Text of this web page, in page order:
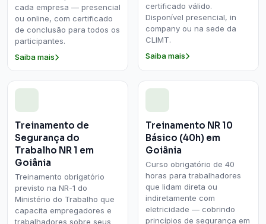
cada empresa — presencial
ou online, com certificado
de conclusão para todos os
participantes.
Saiba mais
certificado válido.
Disponível presencial, in
company ou na sede da
CLIMT.
Saiba mais
Treinamento de
Segurança do
Trabalho NR 1 em
Goiânia
Treinamento obrigatório
previsto na NR-1 do
Ministério do Trabalho que
capacita empregadores e
trabalhadores sobre seus
Treinamento NR 10
Básico (40h) em
Goiânia
Curso obrigatório de 40
horas para trabalhadores
que lidam direta ou
indiretamente com
eletricidade — cobrindo
princípios de segurança em